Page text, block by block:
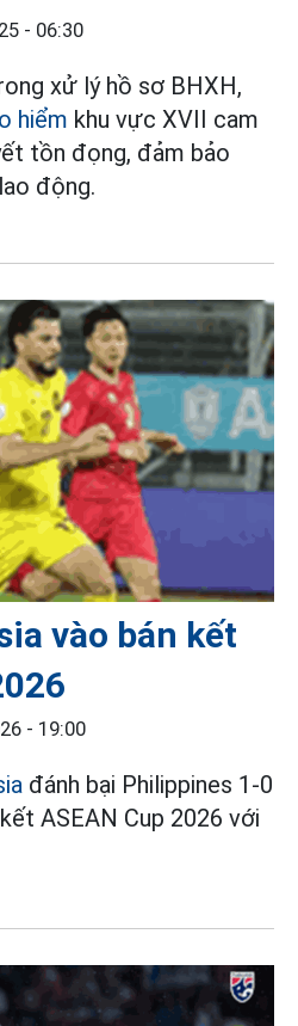
- 06:30
xử lý hồ sơ BHXH,
hiểm khu vực XVII cam
tồn đọng, đảm bảo
động.
vào bán kết
- 19:00
đánh bại Philippines 1-0
ASEAN Cup 2026 với